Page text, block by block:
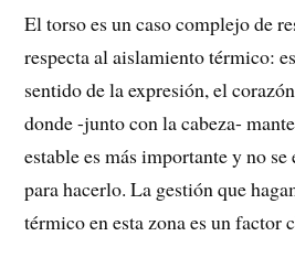
El torso es un caso complejo de
respecta al aislamiento térmico:
sentido de la expresión, el
donde -junto con la cabeza-
estable es más importante y no
para hacerlo. La gestión que
térmico en esta zona es un factor